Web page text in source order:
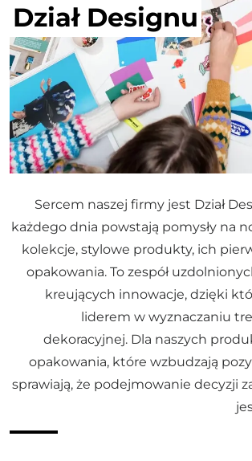
Dział Designu
Sercem naszej firmy jest Dział
każdego dnia powstają pomysły na
kolekcje, stylowe produkty, ich
opakowania. To zespół
kreujących innowacje, dzięki
liderem w wyznaczaniu
dekoracyjnej. Dla naszych
opakowania, które wzbudzają
sprawiają, że podejmowanie decyzji